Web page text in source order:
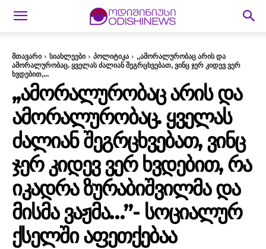
მთავარი სიახლეები პოლიტიკა
,,ამორალურობაც არის და
ამორალურობაც. ყველას ძალიან შეგრცხვებათ, ვინც ჯერ კიდევ ვერ
ხვდებით,...
,,ᲐᲛᲝᲠᲐᲚᲣᲠᲝᲑᲐᲪ ᲐᲠᲘᲡ ᲓᲐ
ᲐᲛᲝᲠᲐᲚᲣᲠᲝᲑᲐᲪ. ᲧᲕᲔᲚᲐᲡ
ᲫᲐᲚᲘᲐᲜ ᲨᲔᲒᲠᲪᲮᲕᲔᲑᲐᲗ, ᲕᲘᲜᲪ
ᲯᲔᲠ ᲙᲘᲓᲔᲕ ᲕᲔᲠ ᲮᲕᲓᲔᲑᲘᲗ, ᲠᲐ
ᲘᲙᲐᲓᲠᲐ ᲖᲣᲠᲐᲑᲘᲨᲕᲘᲚᲛᲐ ᲓᲐ
ᲛᲘᲡᲛᲐ ᲕᲐᲟᲛᲐ…”- ᲡᲝᲪᲘᲐᲚᲣᲠ
ᲥᲡᲔᲚᲨᲘ ᲐᲤᲔᲗᲥᲔᲑᲐᲐ